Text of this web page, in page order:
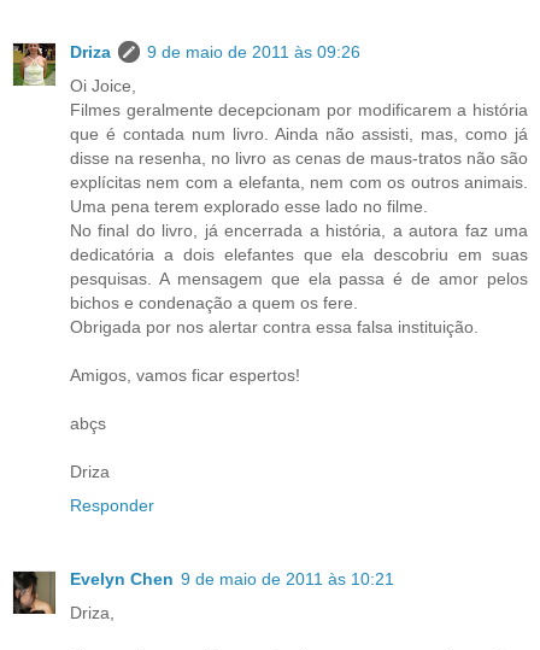
Driza
9 de maio de 2011 às 09:26
Oi Joice,
Filmes geralmente decepcionam por modificarem a história
que é contada num livro. Ainda não assisti, mas, como já
disse na resenha, no livro as cenas de maus-tratos não são
explícitas nem com a elefanta, nem com os outros animais.
Uma pena terem explorado esse lado no filme.
No final do livro, já encerrada a história, a autora faz uma
dedicatória a dois elefantes que ela descobriu em suas
pesquisas. A mensagem que ela passa é de amor pelos
bichos e condenação a quem os fere.
Obrigada por nos alertar contra essa falsa instituição.
Amigos, vamos ficar espertos!
abçs
Driza
Responder
Evelyn Chen 9 de maio de 2011 às 10:21
Driza,